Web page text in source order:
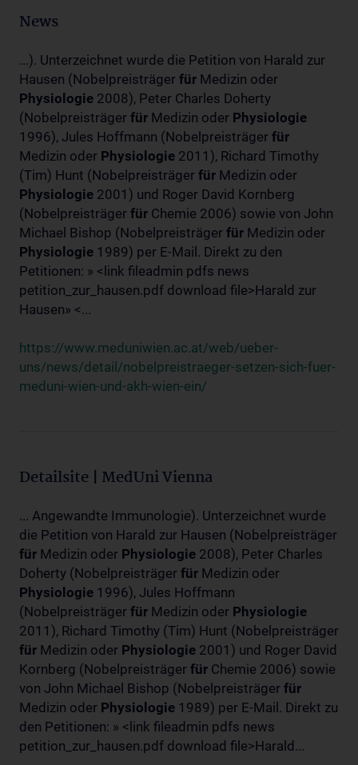
News
...). Unterzeichnet wurde die Petition von Harald zur
Hausen (Nobelpreisträger für Medizin oder
Physiologie 2008), Peter Charles Doherty
(Nobelpreisträger für Medizin oder Physiologie
1996), Jules Hoffmann (Nobelpreisträger für
Medizin oder Physiologie 2011), Richard Timothy
(Tim) Hunt (Nobelpreisträger für Medizin oder
Physiologie 2001) und Roger David Kornberg
(Nobelpreisträger für Chemie 2006) sowie von John
Michael Bishop (Nobelpreisträger für Medizin oder
Physiologie 1989) per E-Mail. Direkt zu den
Petitionen: » <link fileadmin pdfs news
petition_zur_hausen.pdf download file>Harald zur
Hausen» <...
https://www.meduniwien.ac.at/web/ueber-
uns/news/detail/nobelpreistraeger-setzen-sich-fuer-
meduni-wien-und-akh-wien-ein/
Detailsite | MedUni Vienna
... Angewandte Immunologie). Unterzeichnet wurde
die Petition von Harald zur Hausen (Nobelpreisträger
für Medizin oder Physiologie 2008), Peter Charles
Doherty (Nobelpreisträger für Medizin oder
Physiologie 1996), Jules Hoffmann
(Nobelpreisträger für Medizin oder Physiologie
2011), Richard Timothy (Tim) Hunt (Nobelpreisträger
für Medizin oder Physiologie 2001) und Roger David
Kornberg (Nobelpreisträger für Chemie 2006) sowie
von John Michael Bishop (Nobelpreisträger für
Medizin oder Physiologie 1989) per E-Mail. Direkt zu
den Petitionen: » <link fileadmin pdfs news
petition_zur_hausen.pdf download file>Harald...